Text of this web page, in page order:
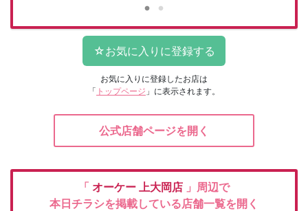
お気に入りに登録したお店は
「 トップページ 」に表示されます。
公式店舗ページを開く
「 オーケー 上大岡店 」周辺で
本日チラシを掲載している店舗一覧を開く